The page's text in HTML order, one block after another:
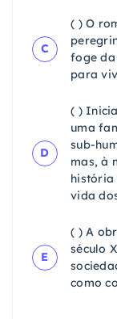
C
( ) O
foge da
para
D
( )
uma
sub-
mas, à
história
vida
E
( ) A
século
como